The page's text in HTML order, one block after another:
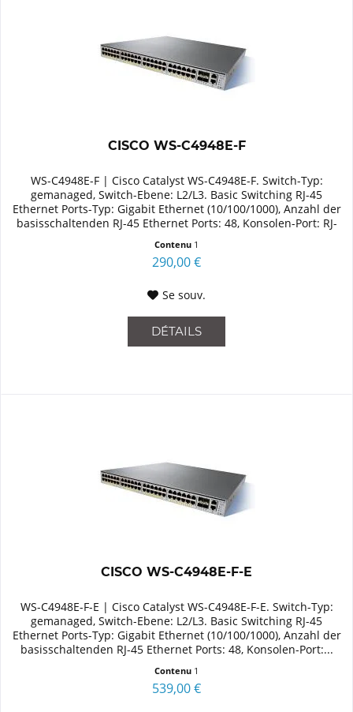
CISCO WS-C4948E-F
WS-C4948E-F | Cisco Catalyst WS-C4948E-F. Switch-Typ:
gemanaged, Switch-Ebene: L2/L3. Basic Switching RJ-45
Ethernet Ports-Typ: Gigabit Ethernet (10/100/1000), Anzahl der
basisschaltenden RJ-45 Ethernet Ports: 48, Konsolen-Port: RJ-
Contenu 1
290,00 €
Se souv.
DÉTAILS
CISCO WS-C4948E-F-E
WS-C4948E-F-E | Cisco Catalyst WS-C4948E-F-E. Switch-Typ:
gemanaged, Switch-Ebene: L2/L3. Basic Switching RJ-45
Ethernet Ports-Typ: Gigabit Ethernet (10/100/1000), Anzahl der
basisschaltenden RJ-45 Ethernet Ports: 48, Konsolen-Port:...
Contenu 1
539,00 €